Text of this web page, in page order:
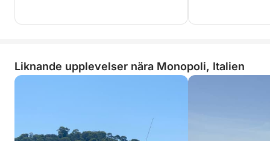
Liknande upplevelser nära Monopoli, Italien